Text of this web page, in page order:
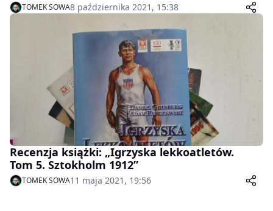
TOMEK SOWA8 października 2021, 15:38
Recenzja książki: „Igrzyska lekkoatletów.
Tom 5. Sztokholm 1912”
TOMEK SOWA11 maja 2021, 19:56